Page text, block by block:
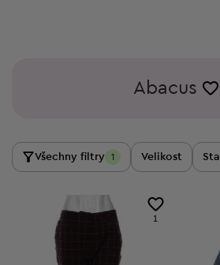
Abacus
Všechny filtry 1 Velikost
1